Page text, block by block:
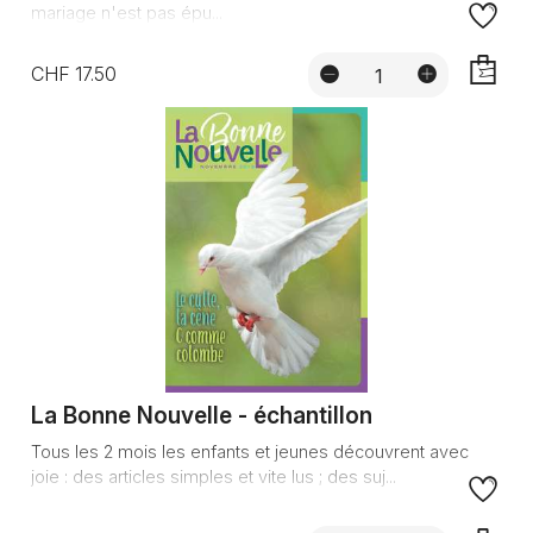
mariage n'est pas épu...
CHF 17.50
La Bonne Nouvelle - échantillon
Tous les 2 mois les enfants et jeunes découvrent avec
joie : des articles simples et vite lus ; des suj...